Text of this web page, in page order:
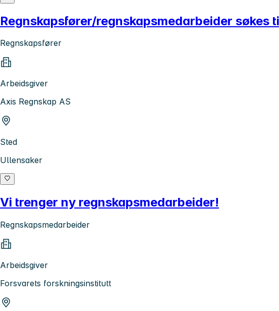
Regnskapsfører/regnskapsmedarbeider søkes
Regnskapsfører
Arbeidsgiver
Axis Regnskap AS
Sted
Ullensaker
Vi trenger ny regnskapsmedarbeider!
Regnskapsmedarbeider
Arbeidsgiver
Forsvarets forskningsinstitutt